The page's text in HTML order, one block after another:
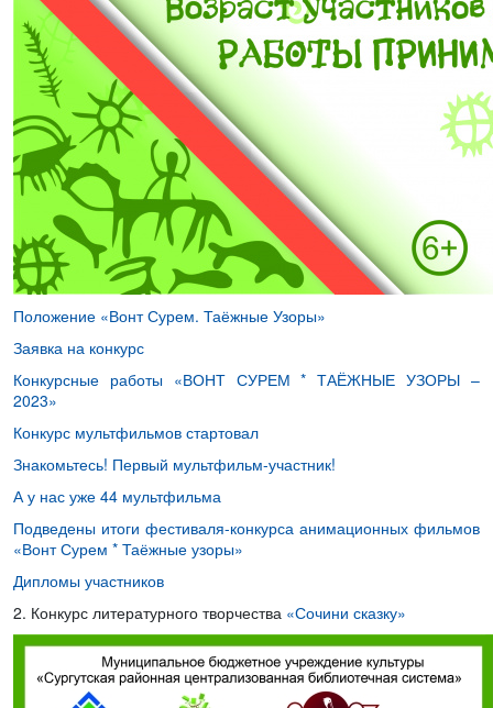
Положение «Вонт Сурем. Таёжные Узоры»
Заявка на конкурс
Конкурсные работы «ВОНТ СУРЕМ * ТАЁЖНЫЕ УЗОРЫ –
2023»
Конкурс мультфильмов стартовал
Знакомьтесь! Первый мультфильм-участник!
А у нас уже 44 мультфильма
Подведены итоги фестиваля-конкурса анимационных фильмов
«Вонт Сурем * Таёжные узоры»
Дипломы участников
2. Конкурс литературного творчества «Сочини сказку»